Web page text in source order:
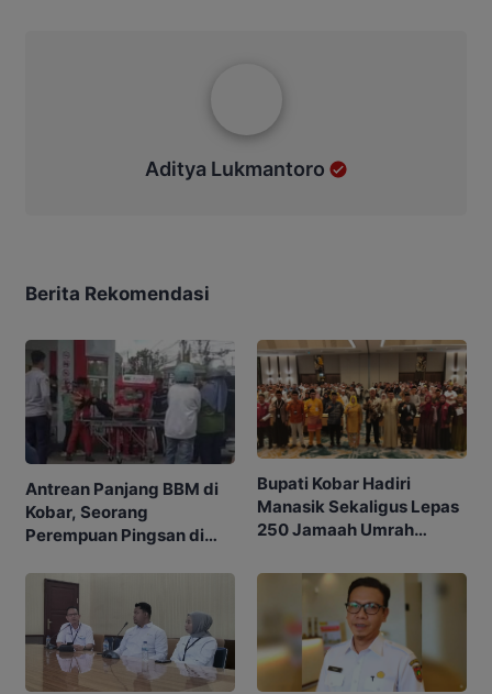
Aditya Lukmantoro
Berita Rekomendasi
Antrean Panjang BBM di
Kobar, Seorang
Perempuan Pingsan di
Bupati Kobar Hadiri
Manasik Sekaligus Lepas
250 Jamaah Umrah